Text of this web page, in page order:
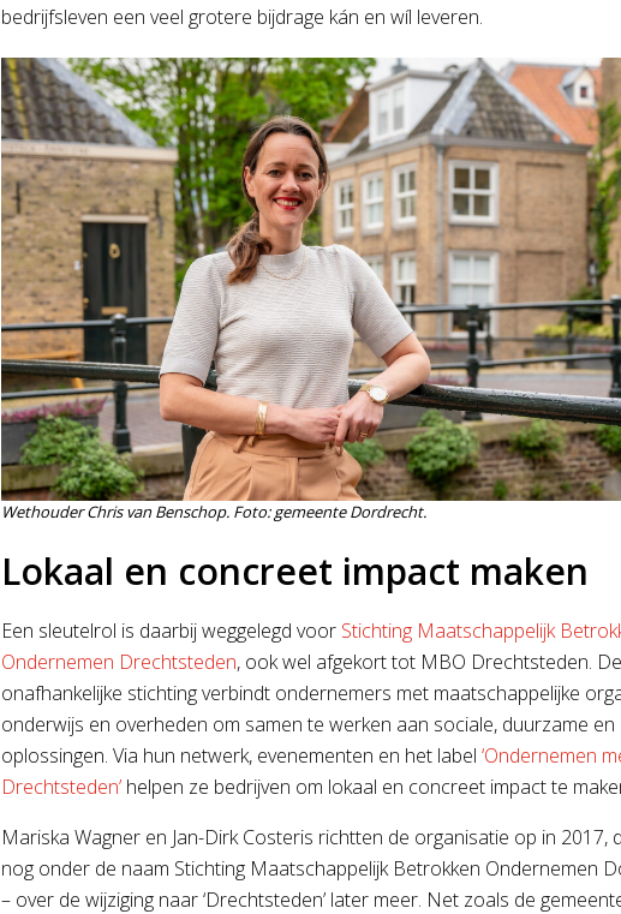
bedrijfsleven een veel grotere bijdrage kán en wíl leveren.
Wethouder Chris van Benschop. Foto: gemeente Dordrecht.
Lokaal en concreet impact maken
Een sleutelrol is daarbij weggelegd voor Stichting Maatschappelijk
Ondernemen Drechtsteden, ook wel afgekort tot MBO Drechtsteden.
onafhankelijke stichting verbindt ondernemers met maatschappelijke
onderwijs en overheden om samen te werken aan sociale, duurzame en
oplossingen. Via hun netwerk, evenementen en het label ‘Ondernemen
Drechtsteden’ helpen ze bedrijven om lokaal en concreet impact te
Mariska Wagner en Jan-Dirk Costeris richtten de organisatie op in 2017,
nog onder de naam Stichting Maatschappelijk Betrokken Ondernemen
– over de wijziging naar ‘Drechtsteden’ later meer. Net zoals de